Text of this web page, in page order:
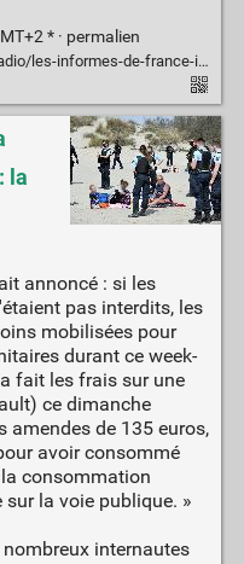
* · permalien
le-climat-pass-sanitaire-et-paris-2024-les-informes-du-lundi-9-aout_4703681.html
la
annoncé : si les
pas interdits, les
mobilisées pour
durant ce week-
fait les frais sur une
ce dimanche
amendes de 135 euros,
avoir consommé
consommation
la voie publique. »
internautes